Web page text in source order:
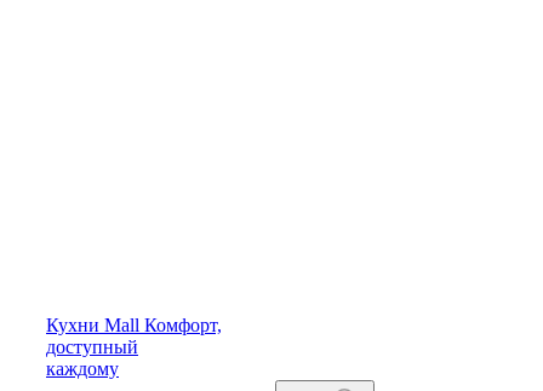
Кухни Mall Комфорт,
доступный
каждому